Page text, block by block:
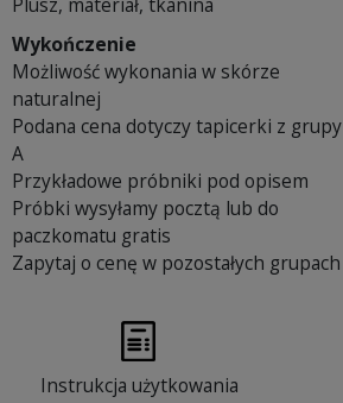
Wykończenie
Możliwość wykonania w skórze
naturalnej
Podana cena dotyczy tapicerki z grupy
A
Przykładowe próbniki pod opisem
Próbki wysyłamy pocztą lub do
paczkomatu gratis
Zapytaj o cenę w pozostałych grupach
Instrukcja użytkowania